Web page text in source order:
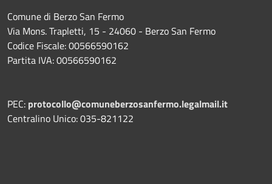
Comune di Berzo San Fermo
Via Mons. Trapletti, 15 - 24060 - Berzo San Fermo
Codice Fiscale: 00566590162
Partita IVA: 00566590162
PEC: protocollo@comuneberzosanfermo.legalmail.it
Centralino Unico: 035-821122